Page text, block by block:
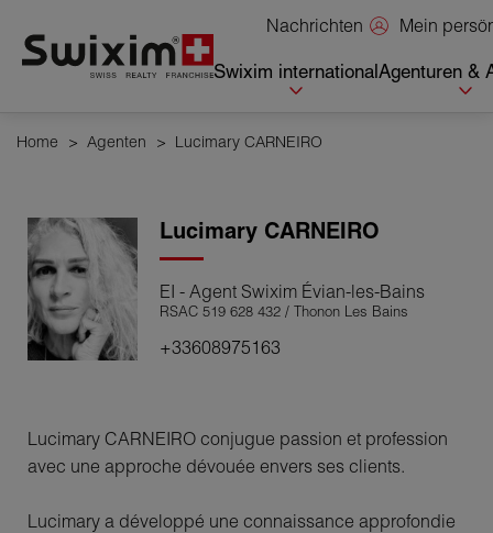
Nachrichten Mein
Swixim internationalAgenturen &
Home > Agenten > Lucimary CARNEIRO
Lucimary CARNEIRO
EI - Agent Swixim Évian-les-Bains
RSAC 519 628 432 / Thonon Les Bains
+33608975163
Lucimary CARNEIRO conjugue passion et profession
avec une approche dévouée envers ses clients.
Lucimary a développé une connaissance approfondie